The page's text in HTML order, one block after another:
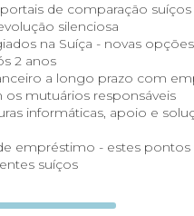
de comparação suíços
silenciosa
na Suíça - novas
2 anos
a longo prazo com
mutuários responsáveis
informáticas, apoio e
empréstimo - estes pontos
suíços